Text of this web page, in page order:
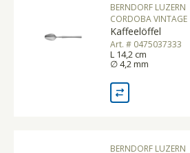
BERNDORF LUZERN
CORDOBA VINTAGE
Kaffeelöffel
Art. # 0475037333
L 14,2 cm
∅ 4,2 mm
BERNDORF LUZERN